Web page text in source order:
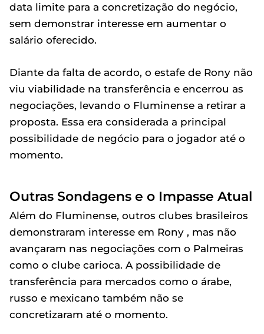
data limite para a concretização do negócio,
sem demonstrar interesse em aumentar o
salário oferecido.
Diante da falta de acordo, o estafe de Rony não
viu viabilidade na transferência e encerrou as
negociações, levando o Fluminense a retirar a
proposta. Essa era considerada a principal
possibilidade de negócio para o jogador até o
momento.
Outras Sondagens e o Impasse Atual
Além do Fluminense, outros clubes brasileiros
demonstraram interesse em Rony , mas não
avançaram nas negociações com o Palmeiras
como o clube carioca. A possibilidade de
transferência para mercados como o árabe,
russo e mexicano também não se
concretizaram até o momento.